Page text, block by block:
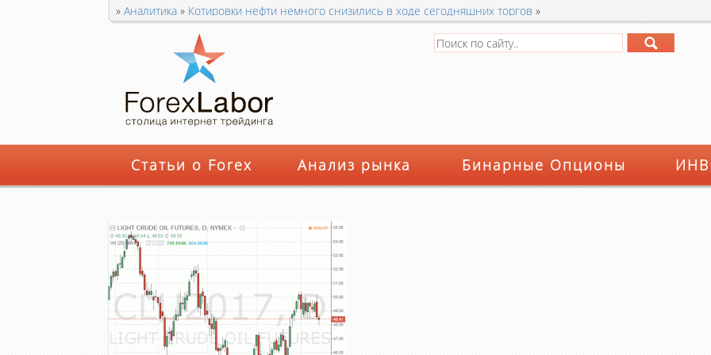
» Аналитика » Котировки нефти немного снизились в ходе сегодняшних торгов »
Статьи о Forex Анализ рынка Бинарные Опционы